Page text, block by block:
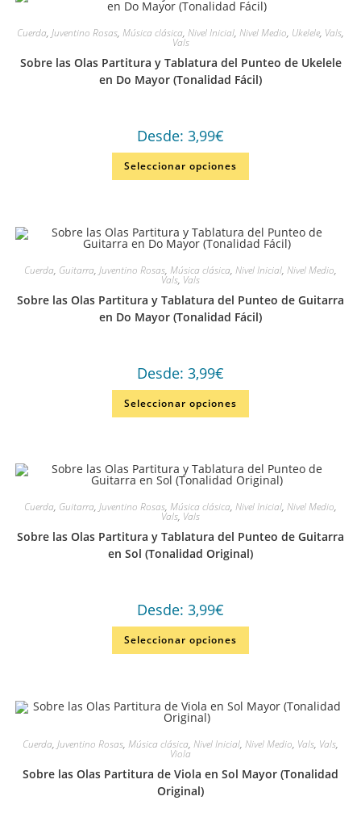
Cuerda, Juventino Rosas, Música clásica, Nivel Inicial, Nivel Medio, Ukelele, Vals,
Vals
Sobre las Olas Partitura y Tablatura del Punteo de Ukelele
en Do Mayor (Tonalidad Fácil)
Desde: 3,99€
Seleccionar opciones
Cuerda, Guitarra, Juventino Rosas, Música clásica, Nivel Inicial, Nivel Medio,
Vals, Vals
Sobre las Olas Partitura y Tablatura del Punteo de Guitarra
en Do Mayor (Tonalidad Fácil)
Desde: 3,99€
Seleccionar opciones
Cuerda, Guitarra, Juventino Rosas, Música clásica, Nivel Inicial, Nivel Medio,
Vals, Vals
Sobre las Olas Partitura y Tablatura del Punteo de Guitarra
en Sol (Tonalidad Original)
Desde: 3,99€
Seleccionar opciones
Cuerda, Juventino Rosas, Música clásica, Nivel Inicial, Nivel Medio, Vals, Vals,
Viola
Sobre las Olas Partitura de Viola en Sol Mayor (Tonalidad
Original)